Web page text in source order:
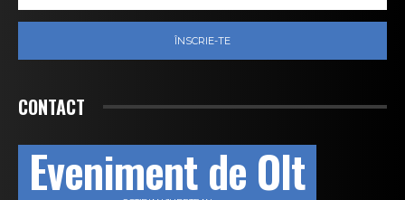
ÎNSCRIE-TE
CONTACT
Eveniment de Olt